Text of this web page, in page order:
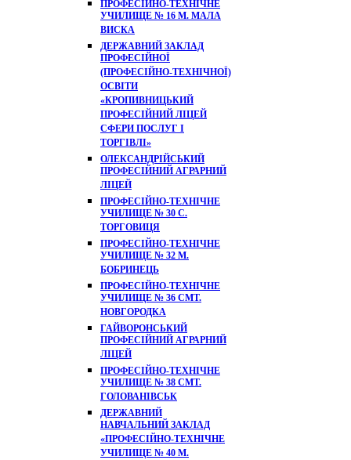
ПРОФЕСІЙНО-ТЕХНІЧНЕ
УЧИЛИЩЕ № 16 М. МАЛА
ВИСКА
ДЕРЖАВНИЙ ЗАКЛАД
ПРОФЕСІЙНОЇ
(ПРОФЕСІЙНО-ТЕХНІЧНОЇ)
ОСВІТИ
«КРОПИВНИЦЬКИЙ
ПРОФЕСІЙНИЙ ЛІЦЕЙ
СФЕРИ ПОСЛУГ І
ТОРГІВЛІ»
ОЛЕКСАНДРІЙСЬКИЙ
ПРОФЕСІЙНИЙ АГРАРНИЙ
ЛІЦЕЙ
ПРОФЕСІЙНО-ТЕХНІЧНЕ
УЧИЛИЩЕ № 30 С.
ТОРГОВИЦЯ
ПРОФЕСІЙНО-ТЕХНІЧНЕ
УЧИЛИЩЕ № 32 М.
БОБРИНЕЦЬ
ПРОФЕСІЙНО-ТЕХНІЧНЕ
УЧИЛИЩЕ № 36 СМТ.
НОВГОРОДКА
ГАЙВОРОНСЬКИЙ
ПРОФЕСІЙНИЙ АГРАРНИЙ
ЛІЦЕЙ
ПРОФЕСІЙНО-ТЕХНІЧНЕ
УЧИЛИЩЕ № 38 СМТ.
ГОЛОВАНІВСЬК
ДЕРЖАВНИЙ
НАВЧАЛЬНИЙ ЗАКЛАД
«ПРОФЕСІЙНО-ТЕХНІЧНЕ
УЧИЛИЩЕ № 40 М.